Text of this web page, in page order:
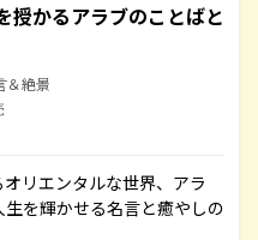
授かるアラブのことばと
＆絶景
リエンタルな世界、アラ
を輝かせる名言と癒やしの